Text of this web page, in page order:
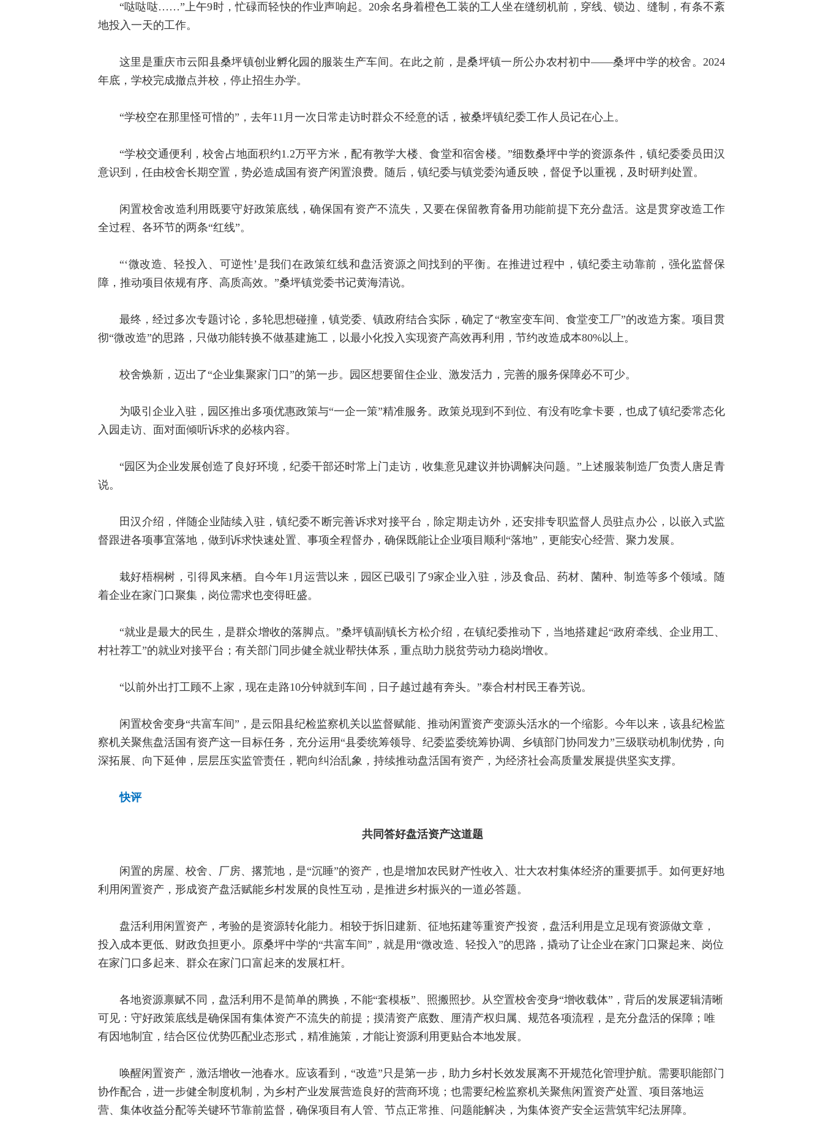
“哒哒哒……”上午9时，忙碌而轻快的作业声响起。20余名身着橙色工装的工人坐在缝纫机前，穿线、锁边、缝制，有条不紊
地投入一天的工作。
这里是重庆市云阳县桑坪镇创业孵化园的服装生产车间。在此之前，是桑坪镇一所公办农村初中——桑坪中学的校舍。2024
年底，学校完成撤点并校，停止招生办学。
“学校空在那里怪可惜的”，去年11月一次日常走访时群众不经意的话，被桑坪镇纪委工作人员记在心上。
“学校交通便利，校舍占地面积约1.2万平方米，配有教学大楼、食堂和宿舍楼。”细数桑坪中学的资源条件，镇纪委委员田汉
意识到，任由校舍长期空置，势必造成国有资产闲置浪费。随后，镇纪委与镇党委沟通反映，督促予以重视，及时研判处置。
闲置校舍改造利用既要守好政策底线，确保国有资产不流失，又要在保留教育备用功能前提下充分盘活。这是贯穿改造工作
全过程、各环节的两条“红线”。
“‘微改造、轻投入、可逆性’是我们在政策红线和盘活资源之间找到的平衡。在推进过程中，镇纪委主动靠前，强化监督保
障，推动项目依规有序、高质高效。”桑坪镇党委书记黄海清说。
最终，经过多次专题讨论，多轮思想碰撞，镇党委、镇政府结合实际，确定了“教室变车间、食堂变工厂”的改造方案。项目贯
彻“微改造”的思路，只做功能转换不做基建施工，以最小化投入实现资产高效再利用，节约改造成本80%以上。
校舍焕新，迈出了“企业集聚家门口”的第一步。园区想要留住企业、激发活力，完善的服务保障必不可少。
为吸引企业入驻，园区推出多项优惠政策与“一企一策”精准服务。政策兑现到不到位、有没有吃拿卡要，也成了镇纪委常态化
入园走访、面对面倾听诉求的必核内容。
“园区为企业发展创造了良好环境，纪委干部还时常上门走访，收集意见建议并协调解决问题。”上述服装制造厂负责人唐足青
说。
田汉介绍，伴随企业陆续入驻，镇纪委不断完善诉求对接平台，除定期走访外，还安排专职监督人员驻点办公，以嵌入式监
督跟进各项事宜落地，做到诉求快速处置、事项全程督办，确保既能让企业项目顺利“落地”，更能安心经营、聚力发展。
栽好梧桐树，引得凤来栖。自今年1月运营以来，园区已吸引了9家企业入驻，涉及食品、药材、菌种、制造等多个领域。随
着企业在家门口聚集，岗位需求也变得旺盛。
“就业是最大的民生，是群众增收的落脚点。”桑坪镇副镇长方松介绍，在镇纪委推动下，当地搭建起“政府牵线、企业用工、
村社荐工”的就业对接平台；有关部门同步健全就业帮扶体系，重点助力脱贫劳动力稳岗增收。
“以前外出打工顾不上家，现在走路10分钟就到车间，日子越过越有奔头。”泰合村村民王春芳说。
闲置校舍变身“共富车间”，是云阳县纪检监察机关以监督赋能、推动闲置资产变源头活水的一个缩影。今年以来，该县纪检监
察机关聚焦盘活国有资产这一目标任务，充分运用“县委统筹领导、纪委监委统筹协调、乡镇部门协同发力”三级联动机制优势，向
深拓展、向下延伸，层层压实监管责任，靶向纠治乱象，持续推动盘活国有资产，为经济社会高质量发展提供坚实支撑。
快评
共同答好盘活资产这道题
闲置的房屋、校舍、厂房、撂荒地，是“沉睡”的资产，也是增加农民财产性收入、壮大农村集体经济的重要抓手。如何更好地
利用闲置资产，形成资产盘活赋能乡村发展的良性互动，是推进乡村振兴的一道必答题。
盘活利用闲置资产，考验的是资源转化能力。相较于拆旧建新、征地拓建等重资产投资，盘活利用是立足现有资源做文章，
投入成本更低、财政负担更小。原桑坪中学的“共富车间”，就是用“微改造、轻投入”的思路，撬动了让企业在家门口聚起来、岗位
在家门口多起来、群众在家门口富起来的发展杠杆。
各地资源禀赋不同，盘活利用不是简单的腾换，不能“套模板”、照搬照抄。从空置校舍变身“增收载体”，背后的发展逻辑清晰
可见：守好政策底线是确保国有集体资产不流失的前提；摸清资产底数、厘清产权归属、规范各项流程，是充分盘活的保障；唯
有因地制宜，结合区位优势匹配业态形式，精准施策，才能让资源利用更贴合本地发展。
唤醒闲置资产，激活增收一池春水。应该看到，“改造”只是第一步，助力乡村长效发展离不开规范化管理护航。需要职能部门
协作配合，进一步健全制度机制，为乡村产业发展营造良好的营商环境；也需要纪检监察机关聚焦闲置资产处置、项目落地运
营、集体收益分配等关键环节靠前监督，确保项目有人管、节点正常推、问题能解决，为集体资产安全运营筑牢纪法屏障。